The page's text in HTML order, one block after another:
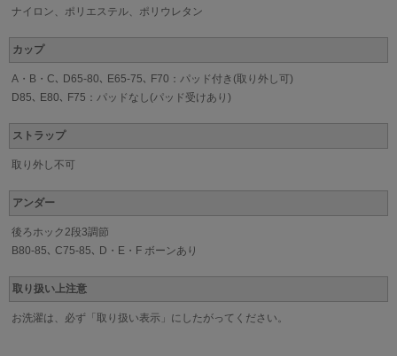
ナイロン、ポリエステル、ポリウレタン
カップ
A・B・C､ D65-80､ E65-75､ F70：パッド付き(取り外し可)
D85､ E80､ F75：パッドなし(パッド受けあり)
ストラップ
取り外し不可
アンダー
後ろホック2段3調節
B80-85､ C75-85､ D・E・F ボーンあり
取り扱い上注意
お洗濯は、必ず「取り扱い表示」にしたがってください。